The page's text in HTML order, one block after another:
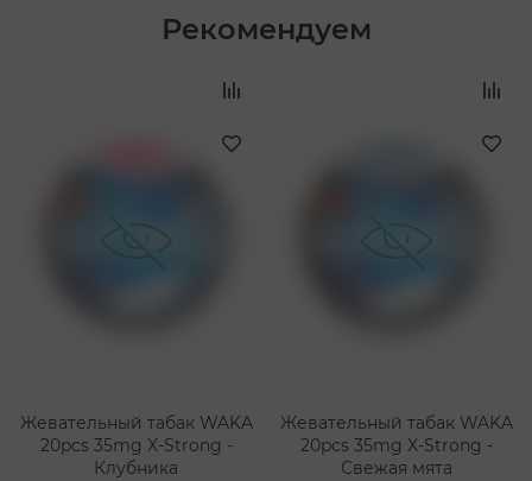
Рекомендуем
Жевательный табак WAKA
20pcs 35mg X-Strong -
Клубника
Жевательный табак WAKA
20pcs 35mg X-Strong -
Свежая мята